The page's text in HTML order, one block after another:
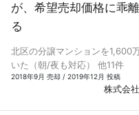
が、希望売却価格に乖
る
北区の分譲マンションを1,600
いた（朝/夜も対応） 他11件
2018年9月 売却 / 2019年12月 投稿
株式会